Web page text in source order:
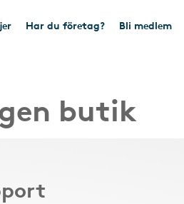
Har du företag? Bli medlem
butik